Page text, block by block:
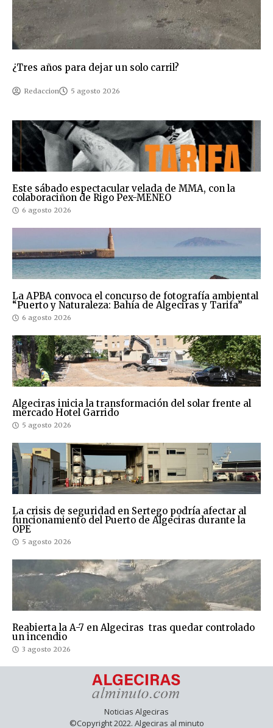
¿Tres años para dejar un solo carril?
Redaccion 5 agosto 2026
Este sábado espectacular velada de MMA, con la
colaboraciñon de Rigo Pex-MENEO
6 agosto 2026
La APBA convoca el concurso de fotografía ambiental
“Puerto y Naturaleza: Bahía de Algeciras y Tarifa”
6 agosto 2026
Algeciras inicia la transformación del solar frente al
mercado Hotel Garrido
5 agosto 2026
La crisis de seguridad en Sertego podría afectar al
funcionamiento del Puerto de Algeciras durante la
OPE
5 agosto 2026
Reabierta la A-7 en Algeciras tras quedar controlado
un incendio
3 agosto 2026
Noticias Algeciras
©Copyright 2022. Algeciras al minuto